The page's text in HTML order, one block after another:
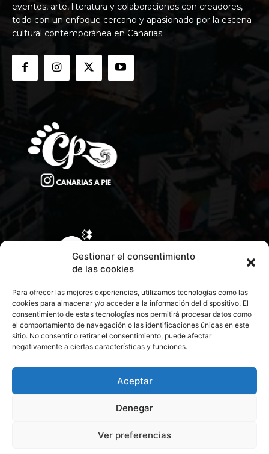
Gestionar el consentimiento
de las cookies
Para ofrecer las mejores experiencias, utilizamos tecnologías como las
cookies para almacenar y/o acceder a la información del dispositivo. El
consentimiento de estas tecnologías nos permitirá procesar datos como
el comportamiento de navegación o las identificaciones únicas en este
sitio. No consentir o retirar el consentimiento, puede afectar
negativamente a ciertas características y funciones.
Aceptar
Denegar
Ver preferencias
eventos, arte, literatura y colaboraciones con creadores,
todo con un enfoque cercano y apasionado por la escena
cultural contemporánea en Canarias.
CONTACTA CON NOSOTROS